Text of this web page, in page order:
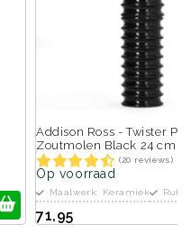
Addison Ross - Twister
Zoutmolen Black 24 cm
(20 reviews)
Op voorraad
Maalwerk: Keramiek
71,95